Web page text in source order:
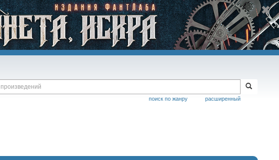
расширенный
поиск по жанру